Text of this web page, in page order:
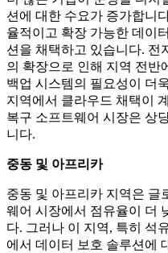
션에 대한 수요가 증가합니
율적이고 확장 가능한 데이
션을 채택하고 있습니다. 전
의 확장으로 인해 지역 전반
백업 시스템의 필요성이 더
지역에서 클라우드 채택이
복구 소프트웨어 시장은 상
니다.
중동 및 아프리카
중동 및 아프리카 지역은 글
웨어 시장에서 점유율이 더
다. 그러나 이 지역, 특히 석
에서 데이터 보호 솔루션에